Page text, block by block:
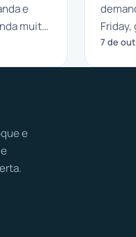
e
muito
e
7 de
e